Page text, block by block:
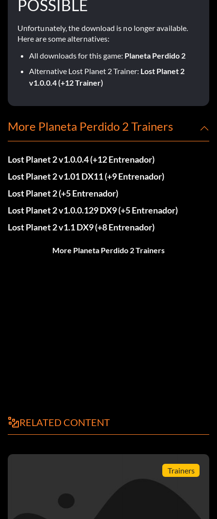
POSSIBLE
Unfortunately, the download is no longer available.
Here are some alternatives:
All downloads for this game: Planeta Perdido 2
Alternative Lost Planet 2 Trainer: Lost Planet 2
v1.0.0.4 (+12 Trainer)
More Planeta Perdido 2 Trainers
Lost Planet 2 v1.0.0.4 (+12 Entrenador)
Lost Planet 2 v1.01 DX11 (+9 Entrenador)
Lost Planet 2 (+5 Entrenador)
Lost Planet 2 v1.0.0.129 DX9 (+5 Entrenador)
Lost Planet 2 v1.1 DX9 (+8 Entrenador)
More Planeta Perdido 2 Trainers
RELATED CONTENT
Trainers